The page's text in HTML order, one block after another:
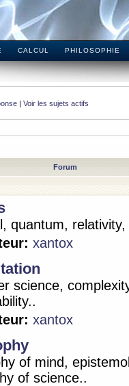
CALCUL PHILOSOPHIE
| Voir les sujets actifs
Forum
quantum,
xantox
science,
xantox
of mind,
of science..